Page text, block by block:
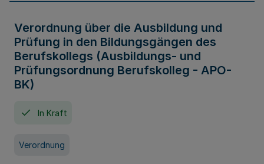
Verordnung über die Ausbildung und
Prüfung in den Bildungsgängen des
Berufskollegs (Ausbildungs- und
Prüfungsordnung Berufskolleg - APO-
BK)
In Kraft
Verordnung